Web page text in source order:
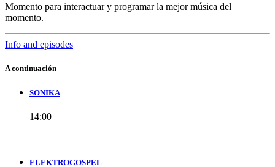
Momento para interactuar y programar la mejor música del
momento.
Info and episodes
A continuación
SONIKA
14:00
ELEKTROGOSPEL